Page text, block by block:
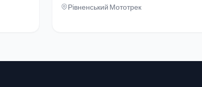
Рівненський Мототрек